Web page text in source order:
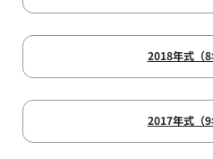
2018年式（8
2017年式（9